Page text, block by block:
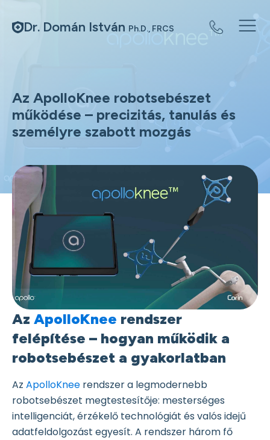
Dr. Domán István Ph.D., FRCS
Az ApolloKnee robotsebészet
működése – precizitás, tanulás és
személyre szabott mozgás
Az ApolloKnee rendszer
felépítése – hogyan működik a
robotsebészet a gyakorlatban
Az ApolloKnee rendszer a legmodernebb
robotsebészet megtestesítője: mesterséges
intelligenciát, érzékelő technológiát és valós idejű
adatfeldolgozást egyesít. A rendszer három fő